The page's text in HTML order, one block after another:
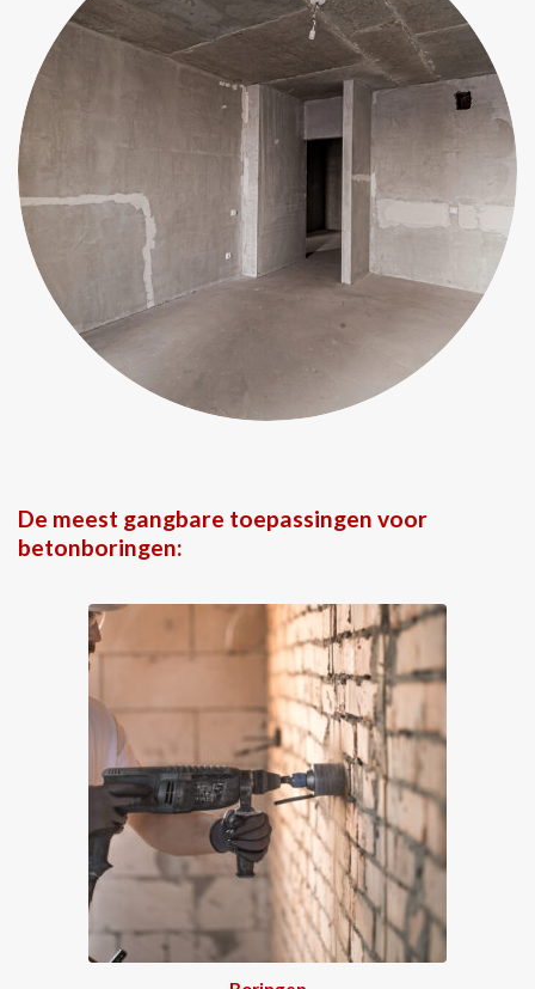
De meest gangbare toepassingen voor
betonboringen: